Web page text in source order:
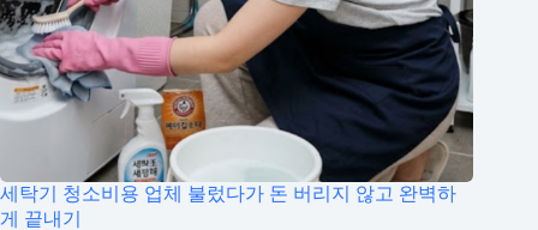
세탁기 청소비용 업체 불렀다가 돈 버리지 않고 완벽하
게 끝내기